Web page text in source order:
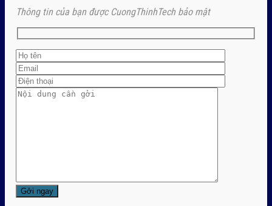
Thông tin của bạn được CuongThinhTech bảo mật